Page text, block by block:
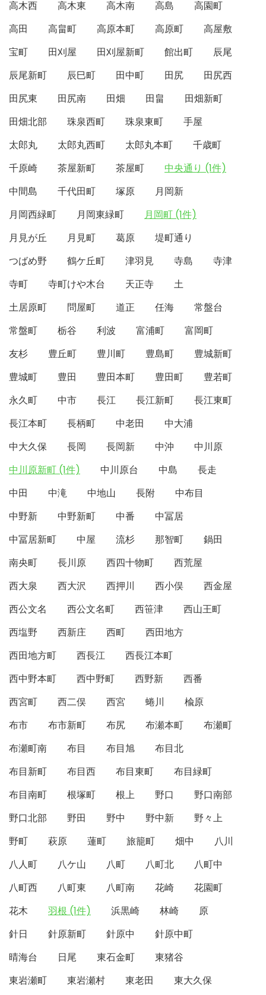
高木西
高木東 高木南 高島
高園町
高田
高畠町 高原本町 高原町
高屋敷
宝町
田刈屋 田刈屋新町 館出町
辰尾
辰尾新町
辰巳町 田中町 田尻
田尻西
田尻東
田尻南 田畑 田畠
田畑新町
田畑北部
珠泉西町 珠泉東町
手屋
太郎丸
太郎丸西町 太郎丸本町
千歳町
千原崎
茶屋新町 茶屋町
中央通り (1件)
中間島
千代田町 塚原
月岡新
月岡西緑町
月岡東緑町
月岡町 (1件)
月見が丘
月見町 葛原
堤町通り
つばめ野
鶴ケ丘町 津羽見 寺島
寺津
寺町
寺町けや木台 天正寺
土
土居原町
問屋町 道正 任海
常盤台
常盤町
栃谷 利波 富浦町
富岡町
友杉
豊丘町 豊川町 豊島町
豊城新町
豊城町
豊田 豊田本町 豊田町
豊若町
永久町
中市 長江 長江新町
長江東町
長江本町
長柄町 中老田
中大浦
中大久保
長岡 長岡新 中沖
中川原
中川原新町 (1件)
中川原台 中島
長走
中田
中滝 中地山 長附
中布目
中野新
中野新町 中番
中冨居
中冨居新町
中屋 流杉 那智町
鍋田
南央町
長川原 西四十物町
西荒屋
西大泉
西大沢 西押川 西小俣
西金屋
西公文名
西公文名町 西笹津
西山王町
西塩野
西新庄 西町
西田地方
西田地方町
西長江
西長江本町
西中野本町
西中野町 西野新
西番
西宮町
西二俣 西宮 蜷川
楡原
布市
布市新町 布尻 布瀬本町
布瀬町
布瀬町南
布目 布目旭
布目北
布目新町
布目西 布目東町
布目緑町
布目南町
根塚町 根上 野口
野口南部
野口北部
野田 野中 野中新
野々上
野町
萩原 蓮町 旅籠町 畑中
八川
八人町
八ケ山 八町 八町北
八町中
八町西
八町東 八町南 花崎
花園町
花木
羽根 (1件) 浜黒崎 林崎
原
針日
針原新町 針原中
針原中町
晴海台
日尾 東石金町
東猪谷
東岩瀬町
東岩瀬村 東老田 東大久保